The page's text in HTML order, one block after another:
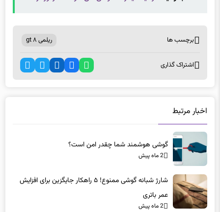
برچسب ها ریلمی gt ۸
اشتراک گذاری
اخبار مرتبط
گوشی هوشمند شما چقدر امن است؟
2 ماه پیش
شارژ شبانه گوشی ممنوع! ۵ راهکار جایگزین برای افزایش
عمر باتری
2 ماه پیش